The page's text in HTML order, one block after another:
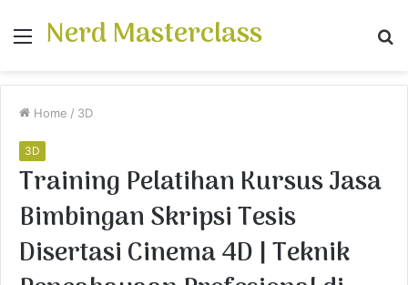
Menu
Nerd Masterclass
Home / 3D
3D
Training Pelatihan Kursus Jasa
Bimbingan Skripsi Tesis
Disertasi Cinema 4D | Teknik